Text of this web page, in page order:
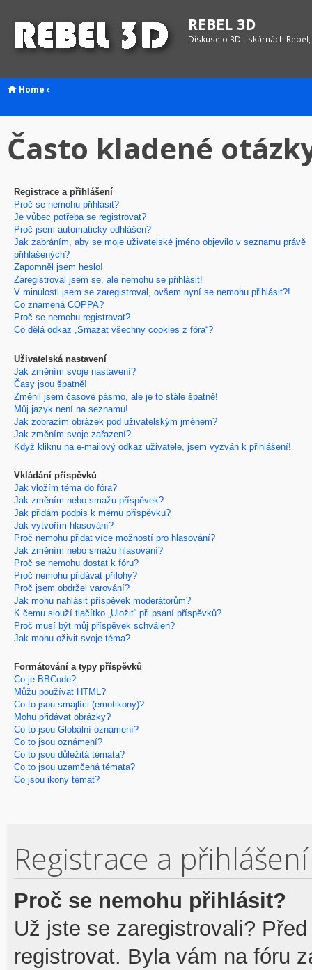
REBEL 3D
Diskuse o 3D tiskárnách
Home ‹
Často kladené
Registrace a přihlášení
Proč se nemohu přihlásit?
Je vůbec potřeba se registrovat?
Proč jsem automaticky odhlášen?
Jak zabráním, aby se moje uživatelské jméno objevilo v seznamu právě
přihlášených?
Zapomněl jsem heslo!
Zaregistroval jsem se, ale nemohu se přihlásit!
V minulosti jsem se zaregistroval, ovšem nyní se nemohu přihlásit?!
Co znamená COPPA?
Proč se nemohu registrovat?
Co dělá odkaz „Smazat všechny cookies z fóra“?
Uživatelská nastavení
Jak změním svoje nastavení?
Časy jsou špatně!
Změnil jsem časové pásmo, ale je to stále špatně!
Můj jazyk není na seznamu!
Jak zobrazím obrázek pod uživatelským jménem?
Jak změním svoje zařazení?
Když kliknu na e-mailový odkaz uživatele, jsem vyzván k přihlášení!
Vkládání příspěvků
Jak vložím téma do fóra?
Jak změním nebo smažu příspěvek?
Jak přidám podpis k mému příspěvku?
Jak vytvořím hlasování?
Proč nemohu přidat více možností pro hlasování?
Jak změním nebo smažu hlasování?
Proč se nemohu dostat k fóru?
Proč nemohu přidávat přílohy?
Proč jsem obdržel varování?
Jak mohu nahlásit příspěvek moderátorům?
K čemu slouží tlačítko „Uložit“ při psaní příspěvků?
Proč musí být můj příspěvek schválen?
Jak mohu oživit svoje téma?
Formátování a typy příspěvků
Co je BBCode?
Můžu používat HTML?
Co to jsou smajlíci (emotikony)?
Mohu přidávat obrázky?
Co to jsou Globální oznámení?
Co to jsou oznámení?
Co to jsou důležitá témata?
Co to jsou uzamčená témata?
Co jsou ikony témat?
Registrace a přihlášení
Proč se nemohu přihlásit?
Už jste se zaregistrovali?
registrovat. Byla vám na fóru